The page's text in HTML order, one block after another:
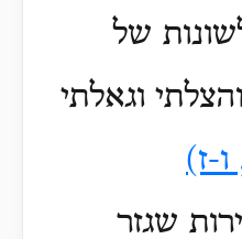
של
וגאלתי
ז)
שגזר